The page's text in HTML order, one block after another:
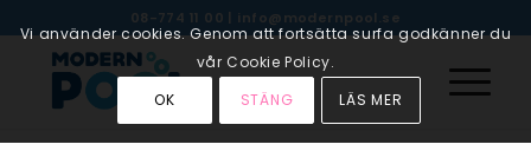
08-774 11 00 | info@modernpool.se
Vi använder cookies. Genom att fortsätta surfa godkänner du
vår Cookie Policy.
OK
STÄNG LÄS MER